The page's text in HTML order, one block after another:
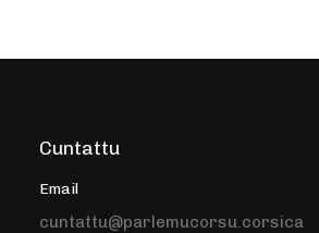
Cuntattu
Email
cuntattu@parlemucorsu.corsica